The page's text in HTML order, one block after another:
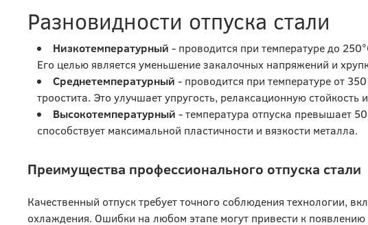
Разновидности отпуска стали
Низкотемпературный - проводится при температуре до
Его целью является уменьшение закалочных напряжений и
Среднетемпературный - проводится при температуре от
троостита. Это улучшает упругость, релаксационную стойкость
Высокотемпературный - температура отпуска превышает
способствует максимальной пластичности и вязкости металла.
Преимущества профессионального отпуска стали
Качественный отпуск требует точного соблюдения технологии,
охлаждения. Ошибки на любом этапе могут привести к